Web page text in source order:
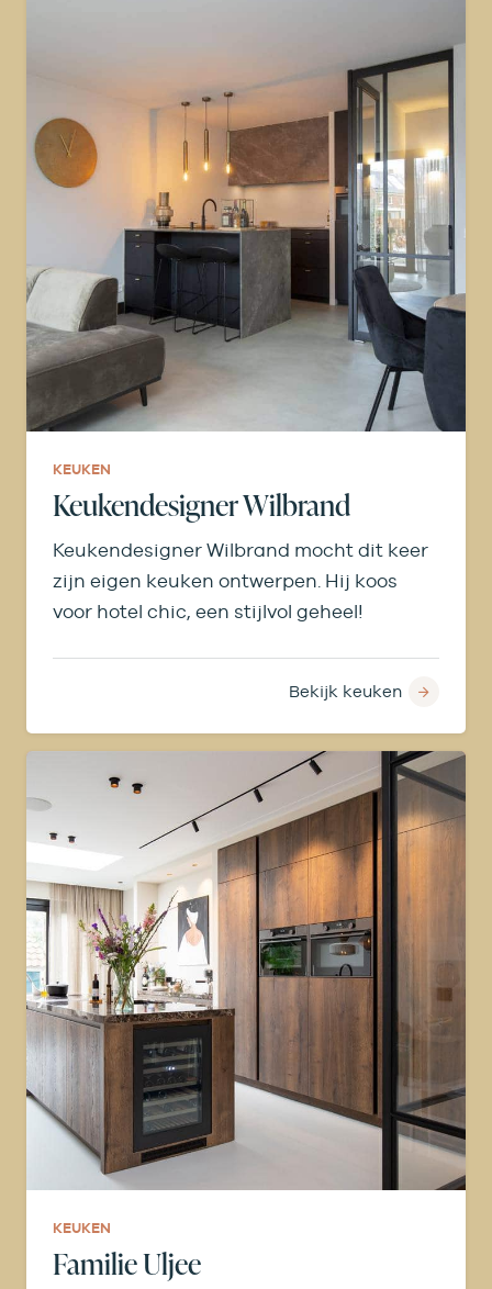
KEUKEN
Keukendesigner Wilbrand
Keukendesigner Wilbrand mocht dit keer
zijn eigen keuken ontwerpen. Hij koos
voor hotel chic, een stijlvol geheel!
Bekijk keuken
KEUKEN
Familie Uljee